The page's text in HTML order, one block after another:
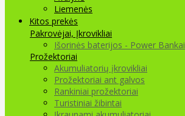
Liemenės
Kitos prekės
Pakrovėjai, Įkrovikliai
Išorinės baterijos - Power Bankai
Prožektoriai
Akumuliatorių įkrovikliai
Prožektoriai ant galvos
Rankiniai prožektoriai
Turistiniai žibintai